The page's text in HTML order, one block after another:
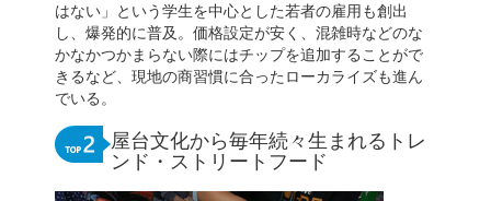
はない」という学生を中心とした若者の雇用も創出
し、爆発的に普及。価格設定が安く、混雑時などのな
かなかつかまらない際にはチップを追加することがで
きるなど、現地の商習慣に合ったローカライズも進ん
でいる。
屋台文化から毎年続々生まれるトレ
ンド・ストリートフード